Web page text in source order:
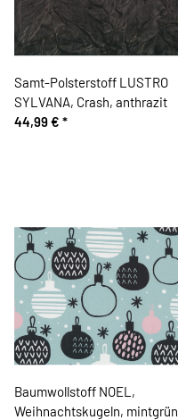
Samt-Polsterstoff LUSTRO
SYLVANA, Crash, anthrazit
44,99 € *
Baumwollstoff NOEL,
Weihnachtskugeln, mintgrün